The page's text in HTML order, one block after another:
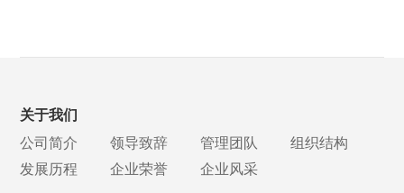
关于我们
公司简介
领导致辞 管理团队
组织结构
发展历程
企业荣誉 企业风采